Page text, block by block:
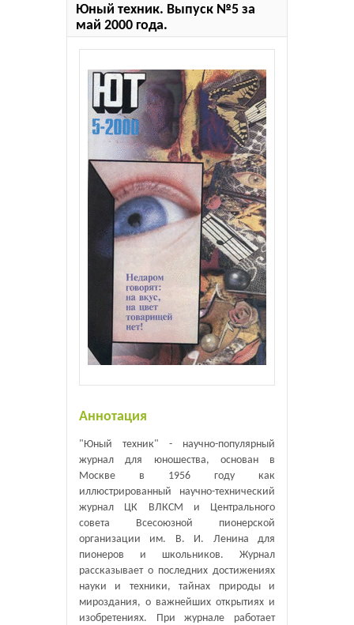
Юный техник. Выпуск №5 за
май 2000 года.
Аннотация
"Юный техник" - научно-популярный
журнал для юношества, основан в
Москве в 1956 году как
иллюстрированный научно-технический
журнал ЦК ВЛКСМ и Центрального
совета Всесоюзной пионерской
организации им. В. И. Ленина для
пионеров и школьников. Журнал
рассказывает о последних достижениях
науки и техники, тайнах природы и
мироздания, о важнейших открытиях и
изобретениях. При журнале работает